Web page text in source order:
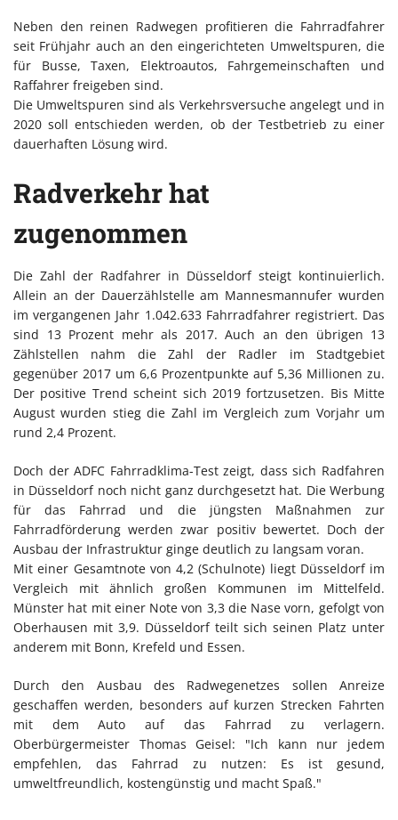
Neben den reinen Radwegen profitieren die Fahrradfahrer
seit Frühjahr auch an den eingerichteten Umweltspuren, die
für Busse, Taxen, Elektroautos, Fahrgemeinschaften und
Raffahrer freigeben sind.
Die Umweltspuren sind als Verkehrsversuche angelegt und in
2020 soll entschieden werden, ob der Testbetrieb zu einer
dauerhaften Lösung wird.
Radverkehr hat
zugenommen
Die Zahl der Radfahrer in Düsseldorf steigt kontinuierlich.
Allein an der Dauerzählstelle am Mannesmannufer wurden
im vergangenen Jahr 1.042.633 Fahrradfahrer registriert. Das
sind 13 Prozent mehr als 2017. Auch an den übrigen 13
Zählstellen nahm die Zahl der Radler im Stadtgebiet
gegenüber 2017 um 6,6 Prozentpunkte auf 5,36 Millionen zu.
Der positive Trend scheint sich 2019 fortzusetzen. Bis Mitte
August wurden stieg die Zahl im Vergleich zum Vorjahr um
rund 2,4 Prozent.
Doch der ADFC Fahrradklima-Test zeigt, dass sich Radfahren
in Düsseldorf noch nicht ganz durchgesetzt hat. Die Werbung
für das Fahrrad und die jüngsten Maßnahmen zur
Fahrradförderung werden zwar positiv bewertet. Doch der
Ausbau der Infrastruktur ginge deutlich zu langsam voran.
Mit einer Gesamtnote von 4,2 (Schulnote) liegt Düsseldorf im
Vergleich mit ähnlich großen Kommunen im Mittelfeld.
Münster hat mit einer Note von 3,3 die Nase vorn, gefolgt von
Oberhausen mit 3,9. Düsseldorf teilt sich seinen Platz unter
anderem mit Bonn, Krefeld und Essen.
Durch den Ausbau des Radwegenetzes sollen Anreize
geschaffen werden, besonders auf kurzen Strecken Fahrten
mit dem Auto auf das Fahrrad zu verlagern.
Oberbürgermeister Thomas Geisel: "Ich kann nur jedem
empfehlen, das Fahrrad zu nutzen: Es ist gesund,
umweltfreundlich, kostengünstig und macht Spaß."